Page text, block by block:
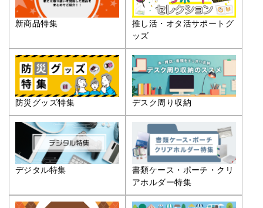
新商品特集
推し活・オタ活サポートグ
ッズ
防災グッズ特集 デスク周り収納
デジタル特集
書類ケース・ポーチ・クリ
アホルダー特集